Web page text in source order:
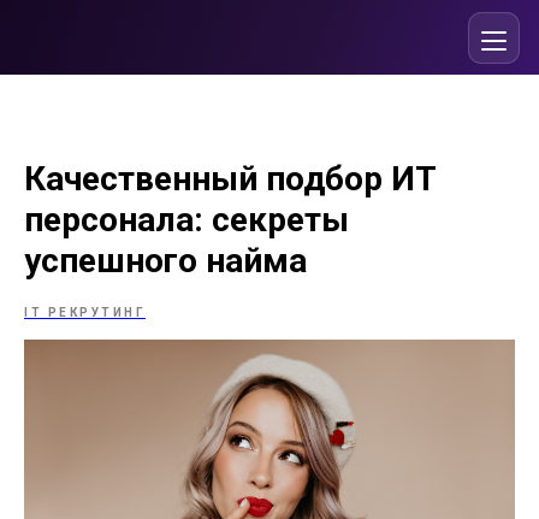
Качественный подбор ИТ
персонала: секреты
успешного найма
IT РЕКРУТИНГ